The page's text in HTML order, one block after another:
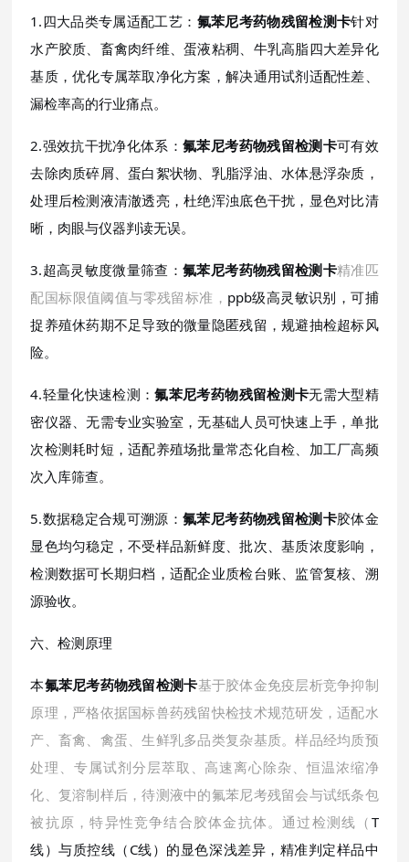
1.四大品类专属适配工艺： 氟苯尼考药物残留检测卡针对
水产胶质、畜禽肉纤维、蛋液粘稠、牛乳高脂四大差异化
基质，优化专属萃取净化方案，解决通用试剂适配性差、
漏检率高的行业痛点。
2.强效抗干扰净化体系：氟苯尼考药物残留检测卡可有效
去除肉质碎屑、蛋白絮状物、乳脂浮油、水体悬浮杂质，
处理后检测液清澈透亮，杜绝浑浊底色干扰，显色对比清
晰，肉眼与仪器判读无误。
3.超高灵敏度微量筛查：氟苯尼考药物残留检测卡精准匹
配国标限值阈值与零残留标准， ppb级高灵敏识别，可捕
捉养殖休药期不足导致的微量隐匿残留，规避抽检超标风
险。
4.轻量化快速检测：氟苯尼考药物残留检测卡无需大型精
密仪器、无需专业实验室，无基础人员可快速上手，单批
次检测耗时短，适配养殖场批量常态化自检、加工厂高频
次入库筛查。
5.数据稳定合规可溯源：氟苯尼考药物残留检测卡胶体金
显色均匀稳定，不受样品新鲜度、批次、基质浓度影响，
检测数据可长期归档，适配企业质检台账、监管复核、溯
源验收。
六、检测原理
本氟苯尼考药物残留检测卡基于胶体金免疫层析竞争抑制
原理，严格依据国标兽药残留快检技术规范研发，适配水
产、畜禽、禽蛋、生鲜乳多品类复杂基质。样品经均质预
处理、专属试剂分层萃取、高速离心除杂、恒温浓缩净
化、复溶制样后，待测液中的氟苯尼考残留会与试纸条包
被抗原，特异性竞争结合胶体金抗体。通过检测线（ T
线）与质控线（C线）的显色深浅差异，精准判定样品中